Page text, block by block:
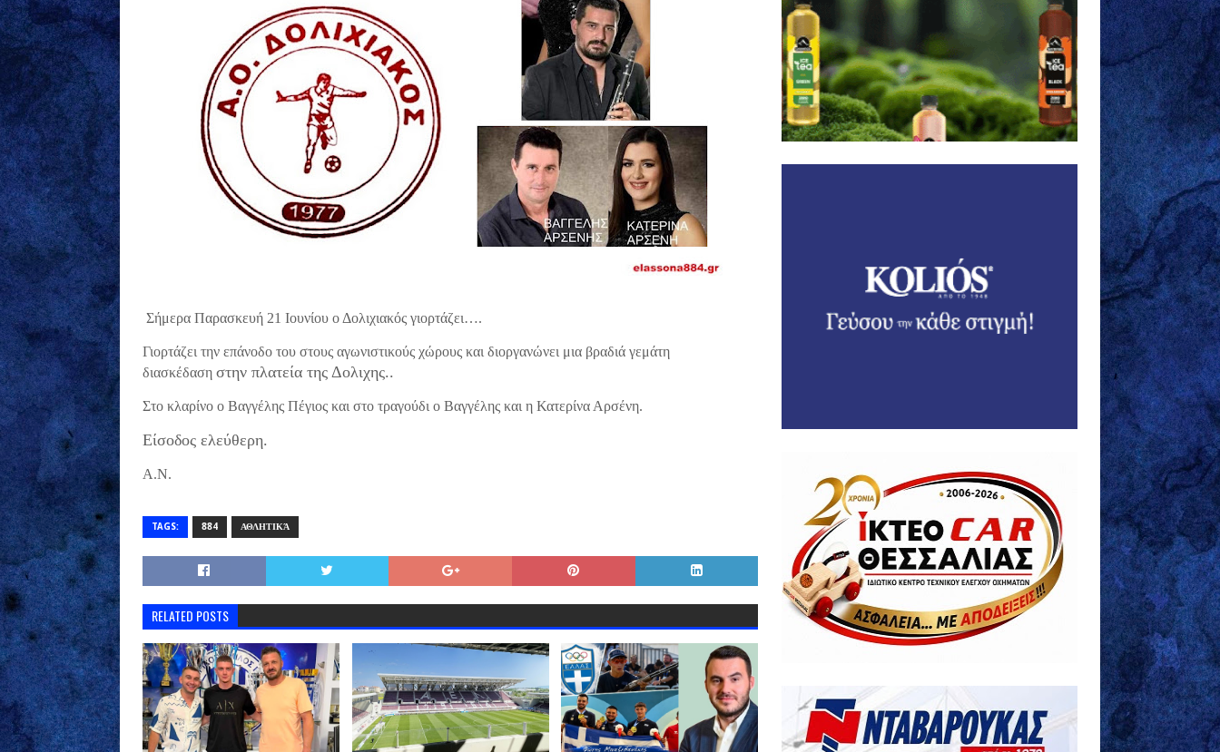
Σήμερα Παρασκευή 21 Ιουνίου ο Δολιχιακός γιορτάζει….
Γιορτάζει την επάνοδο του στους αγωνιστικούς χώρους και διοργανώνει μια βραδιά γεμάτη
διασκέδαση στην πλατεία της Δολιχης..
Στο κλαρίνο ο Βαγγέλης Πέγιος και στο τραγούδι ο Βαγγέλης και η Κατερίνα Αρσένη.
Είσοδος ελεύθερη.
Α.Ν.
TAGS: 884 ΑΘΛΗΤΙΚΆ
RELATED POSTS